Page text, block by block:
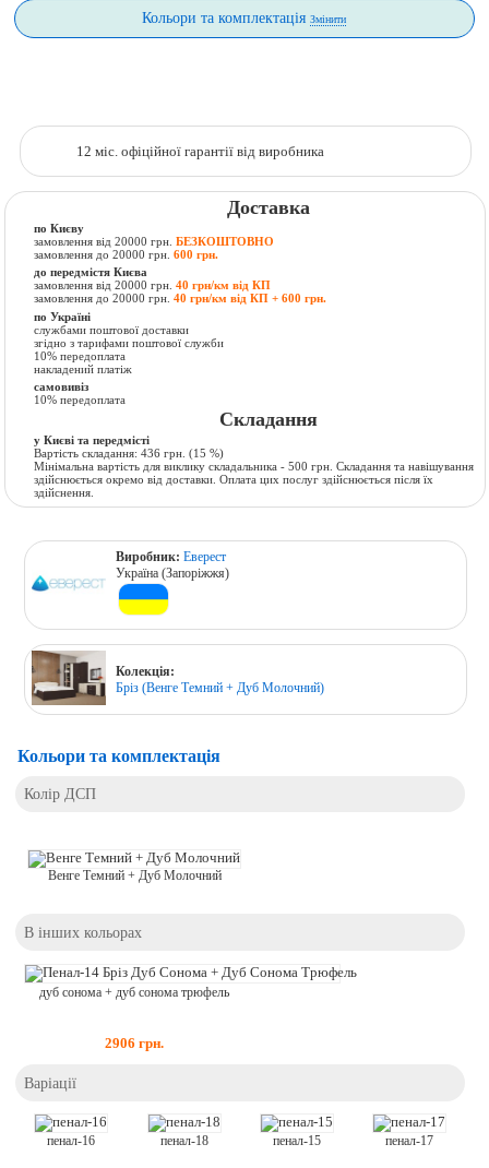
Кольори та комплектаціяЗмінити
12 міс. офіційної гарантії від виробника
Доставка
по Києву
замовлення від 20000 грн.БЕЗКОШТОВНО
замовлення до 20000 грн.600 грн.
до передмістя Києва
замовлення від 20000 грн.40 грн/км від КП
замовлення до 20000 грн.40 грн/км від КП + 600 грн.
по Україні
службами поштової доставки
згідно з тарифами поштової служби
10% передоплата
накладений платіж
самовивіз
10% передоплата
Складання
у Києві та передмісті
Вартість складання:436 грн. (15 %)
Мінімальна вартість для виклику складальника - 500 грн. Складання та навішування
здійснюється окремо від доставки. Оплата цих послуг здійснюється після їх
здійснення.
Виробник:Еверест
Україна (Запоріжжя)
Колекція:
Бріз (Венге Темний + Дуб Молочний)
Кольори та комплектація
Колір ДСП
Венге Темний + Дуб Молочний
В інших кольорах
дуб сонома + дуб сонома трюфель
2906 грн.
Варіації
пенал-16 пенал-18 пенал-15 пенал-17